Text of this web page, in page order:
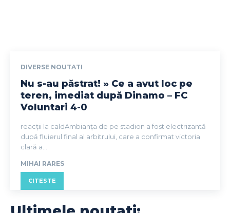
DIVERSE NOUTATI
Nu s-au păstrat! » Ce a avut loc pe
teren, imediat după Dinamo – FC
Voluntari 4-0
reacții la caldAmbianța de pe stadion a fost electrizantă
după fluierul final al arbitrului, care a confirmat victoria
clară a...
MIHAI RARES
CITESTE